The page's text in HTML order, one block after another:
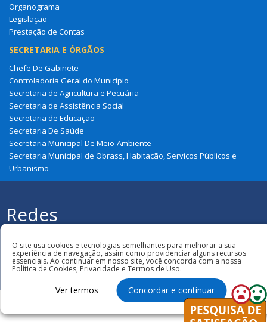
Organograma
Legislação
Prestação de Contas
SECRETARIA E ÓRGÃOS
Chefe De Gabinete
Controladoria Geral do Município
Secretaria de Agricultura e Pecuária
Secretaria de Assistência Social
Secretaria de Educação
Secretaria De Saúde
Secretaria Municipal De Meio-Ambiente
Secretaria Municipal de Obrass, Habitação, Serviços Públicos e
Urbanismo
Redes
Municipal de Cajapió
O site usa cookies e tecnologias semelhantes para melhorar a sua
experiência de navegação, assim como providenciar alguns recursos
essenciais. Ao continuar em nosso site, você concorda com a nossa
Política de Cookies, Privacidade e Termos de Uso.
Ver termos Concordar e continuar